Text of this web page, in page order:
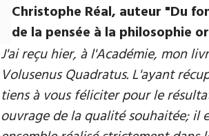
Christophe Réal, auteur "Du
de la pensée à la philosophie
J'ai reçu hier, à l'Académie, mon
Volusenus Quadratus. L'ayant
tiens à vous féliciter pour le
ouvrage de la qualité souhaitée; il